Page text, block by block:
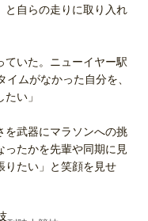
と自らの走りに取り入れ
いた。ニューイヤー駅
ムがなかった自分を、
したい」
武器にマラソンへの挑
ったかを先輩や同期に見
りたい」と笑顔を見せ